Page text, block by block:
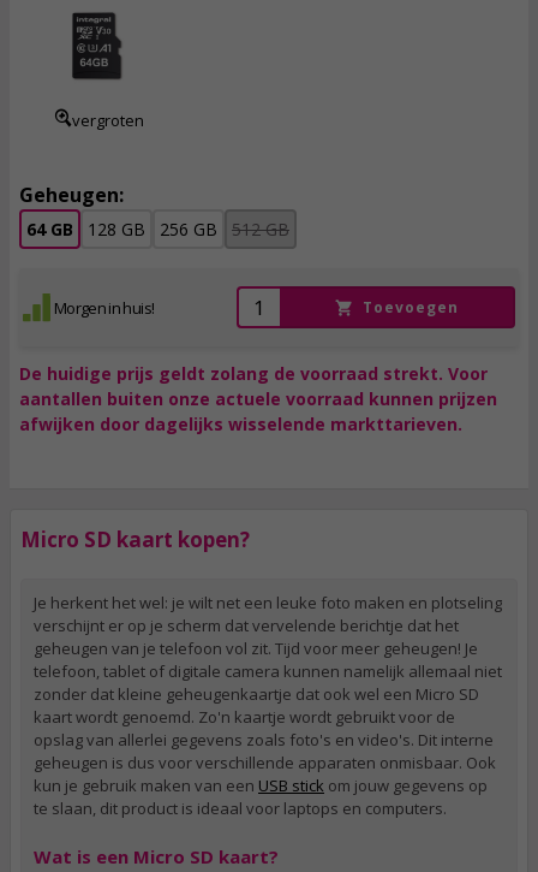
vergroten
Geheugen:
64 GB 128 GB 256 GB 512 GB
Morgen in huis! Toevoegen
De huidige prijs geldt zolang de voorraad strekt. Voor
aantallen buiten onze actuele voorraad kunnen prijzen
afwijken door dagelijks wisselende markttarieven.
Micro SD kaart kopen?
Je herkent het wel: je wilt net een leuke foto maken en plotseling
verschijnt er op je scherm dat vervelende berichtje dat het
geheugen van je telefoon vol zit. Tijd voor meer geheugen! Je
telefoon, tablet of digitale camera kunnen namelijk allemaal niet
zonder dat kleine geheugenkaartje dat ook wel een Micro SD
kaart wordt genoemd. Zo'n kaartje wordt gebruikt voor de
opslag van allerlei gegevens zoals foto's en video's. Dit interne
geheugen is dus voor verschillende apparaten onmisbaar. Ook
kun je gebruik maken van een USB stick om jouw gegevens op
te slaan, dit product is ideaal voor laptops en computers.
Wat is een Micro SD kaart?